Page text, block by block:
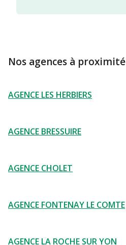
Nos agences à proximité
AGENCE LES HERBIERS
AGENCE BRESSUIRE
AGENCE CHOLET
AGENCE FONTENAY LE COMTE
AGENCE LA ROCHE SUR YON